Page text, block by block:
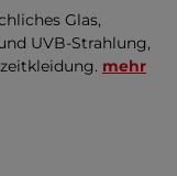
Glas,
UVB-Strahlung,
mehr